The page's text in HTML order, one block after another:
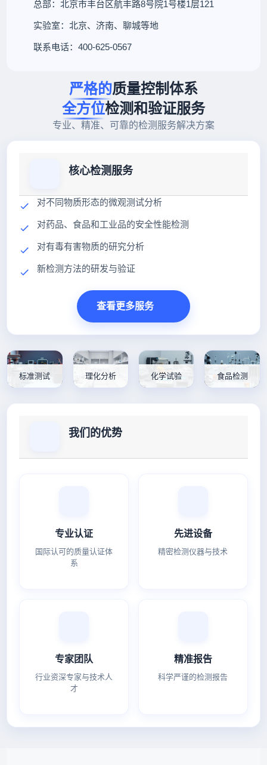
总部：北京市丰台区航丰路8号院1号楼1层121
实验室：北京、济南、聊城等地
联系电话：400-625-0567
严格的质量控制体系
全方位检测和验证服务
专业、精准、可靠的检测服务解决方案
核心检测服务
对不同物质形态的微观测试分析
对药品、食品和工业品的安全性能检测
对有毒有害物质的研究分析
新检测方法的研发与验证
查看更多服务
标准测试 理化分析 化学试验 食品检测
我们的优势
专业认证
国际认可的质量认证体
系
先进设备
精密检测仪器与技术
专家团队
行业资深专家与技术人
才
精准报告
科学严谨的检测报告